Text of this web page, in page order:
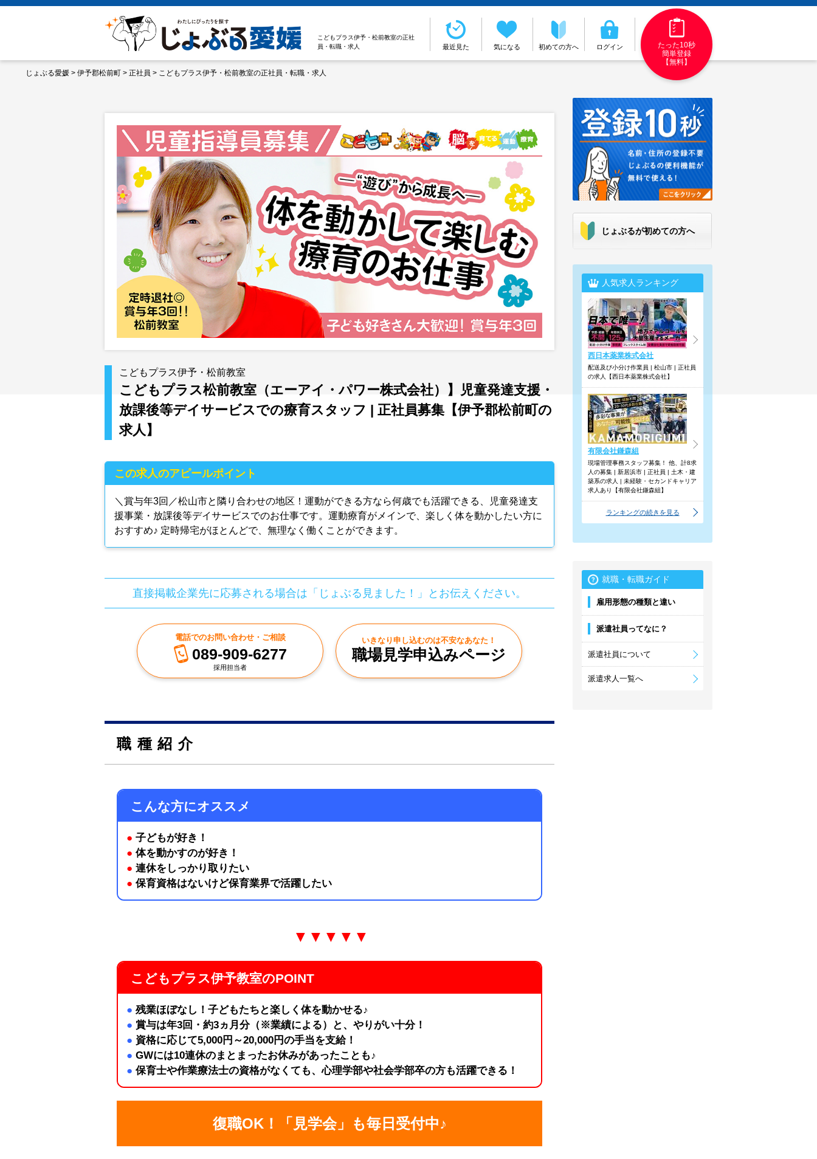
こどもプラス伊予・松前教室の正社
員・転職・求人
最近見た 気になる 初めての方へ ログイン
たった10秒
簡単登録
【無料】
じょぶる愛媛 > 伊予郡松前町 > 正社員 > こどもプラス伊予・松前教室の正社員・転職・求人
こどもプラス伊予・松前教室
こどもプラス松前教室（エーアイ・パワー株式会社）】児童発達支援・
放課後等デイサービスでの療育スタッフ | 正社員募集【伊予郡松前町の
求人】
この求人のアピールポイント
＼賞与年3回／松山市と隣り合わせの地区！運動ができる方なら何歳でも活躍できる、児童発達支
援事業・放課後等デイサービスでのお仕事です。運動療育がメインで、楽しく体を動かしたい方に
おすすめ♪ 定時帰宅がほとんどで、無理なく働くことができます。
直接掲載企業先に応募される場合は「じょぶる見ました！」とお伝えください。
電話でのお問い合わせ・ご相談
089-909-6277
採用担当者
いきなり申し込むのは不安なあなた！
職場見学申込みページ
職種紹介
こんな方にオススメ
● 子どもが好き！
● 体を動かすのが好き！
● 連休をしっかり取りたい
● 保育資格はないけど保育業界で活躍したい
▼▼▼▼▼
こどもプラス伊予教室のPOINT
● 残業ほぼなし！子どもたちと楽しく体を動かせる♪
● 賞与は年3回・約3ヵ月分（※業績による）と、やりがい十分！
● 資格に応じて5,000円～20,000円の手当を支給！
● GWには10連休のまとまったお休みがあったことも♪
● 保育士や作業療法士の資格がなくても、心理学部や社会学部卒の方も活躍できる！
復職OK！「見学会」も毎日受付中♪
じょぶるが初めての方へ
人気求人ランキング
西日本薬業株式会社
配送及び小分け作業員 | 松山市 | 正社員
の求人【西日本薬業株式会社】
有限会社鎌森組
現場管理事務スタッフ募集！ 他、計8求
人の募集 | 新居浜市 | 正社員 | 土木・建
築系の求人 | 未経験・セカンドキャリア
求人あり【有限会社鎌森組】
ランキングの続きを見る
就職・転職ガイド
雇用形態の種類と違い
派遣社員ってなに？
派遣社員について
派遣求人一覧へ